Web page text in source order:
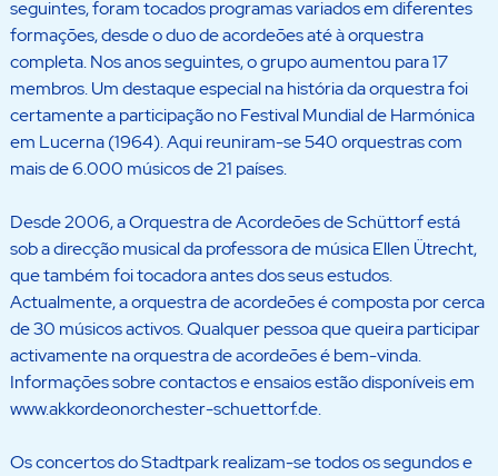
seguintes, foram tocados programas variados em diferentes
formações, desde o duo de acordeões até à orquestra
completa. Nos anos seguintes, o grupo aumentou para 17
membros. Um destaque especial na história da orquestra foi
certamente a participação no Festival Mundial de Harmónica
em Lucerna (1964). Aqui reuniram-se 540 orquestras com
mais de 6.000 músicos de 21 países.
Desde 2006, a Orquestra de Acordeões de Schüttorf está
sob a direcção musical da professora de música Ellen Ütrecht,
que também foi tocadora antes dos seus estudos.
Actualmente, a orquestra de acordeões é composta por cerca
de 30 músicos activos. Qualquer pessoa que queira participar
activamente na orquestra de acordeões é bem-vinda.
Informações sobre contactos e ensaios estão disponíveis em
www.akkordeonorchester-schuettorf.de.
Os concertos do Stadtpark realizam-se todos os segundos e